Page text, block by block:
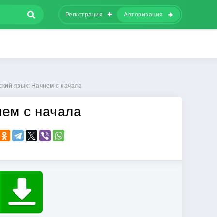
Регистрация Авторизация
язык: Начнем с начала
с начала